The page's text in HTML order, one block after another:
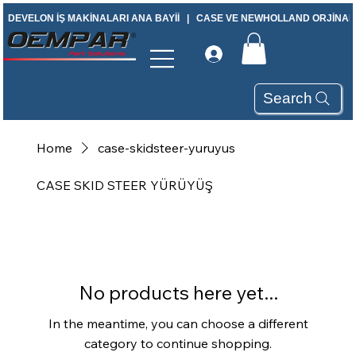
DEVELON İŞ MAKİNALARI ANA BAYİİ   |   CASE VE NEWHOLLAND
Search
Home case-skidsteer-yuruyus
CASE SKID STEER YÜRÜYÜŞ
No products here yet...
In the meantime, you can choose a different
category to continue shopping.